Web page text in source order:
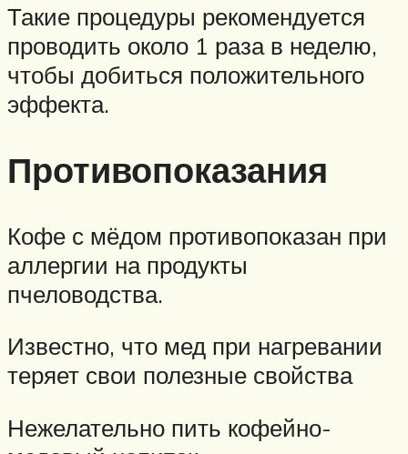
Такие процедуры рекомендуется
проводить около 1 раза в неделю,
чтобы добиться положительного
эффекта.
Противопоказания
Кофе с мёдом противопоказан при
аллергии на продукты
пчеловодства.
Известно, что мед при нагревании
теряет свои полезные свойства
Нежелательно пить кофейно-